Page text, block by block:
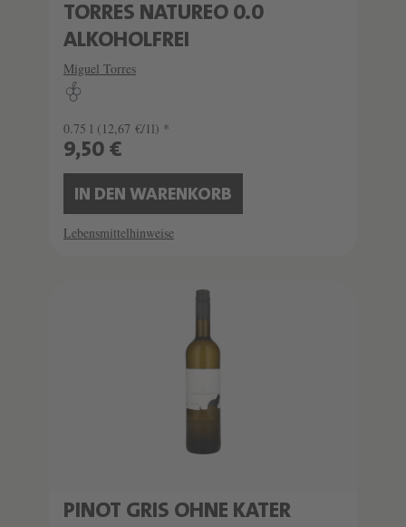
TORRES NATUREO 0.0
ALKOHOLFREI
Miguel Torres
0.75 l (12,67 €/1l) *
9,50 €
IN DEN WARENKORB
Lebensmittelhinweise
PINOT GRIS OHNE KATER